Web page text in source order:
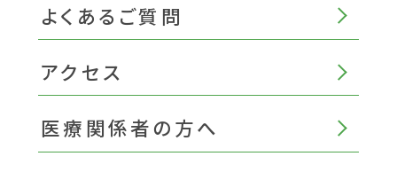
よくあるご質問
アクセス
医療関係者の方へ